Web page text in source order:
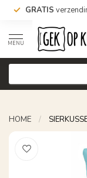
GRATIS
MENU
HOME / SIERKUSSEN